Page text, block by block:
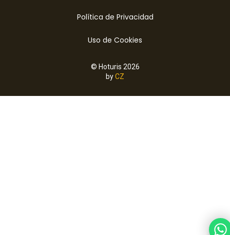
Política de Privacidad
Uso de Cookies
© Hoturis 2026
byCZ